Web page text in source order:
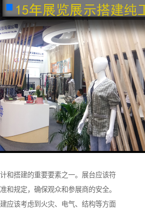
和搭建的重要要素之一。展台应该符
和规定，确保观众和参展商的安全。
应该考虑到火灾、电气、结构等方面